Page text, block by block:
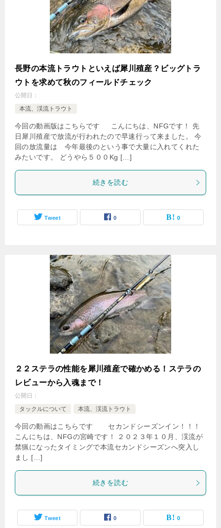
長野の本流トラウトといえば犀川殖産？ビッグトラ
ウトを求めて秋のフィールドチェック
公開日：
本流、渓流トラウト
今回の動画版はこちらです こんにちは、NFGです！ 先
日犀川殖産で放流が行われたので早速行って来ました。 今
回の放流量は 今年最後のという事で大量に入れてくれた
みたいです。 どうやら５００Kg […]
続きを読む
Tweet 0 0
２２ステラの性能を犀川殖産で確かめる！ステラの
レビューから入魂まで！
公開日：
タックルについて
本流、渓流トラウト
今回の動画はこちらです セカンドシーズンイン！！！
こんにちは、NFGの宮崎です！ ２０２３年１０月、渓流が
禁猟になったタイミングで本流セカンドシーズンへ突入し
まし […]
続きを読む
Tweet 0 0